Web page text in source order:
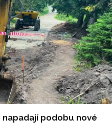
Za iniciativou stojí
jeho přání nebudeme
napadají podobu nové